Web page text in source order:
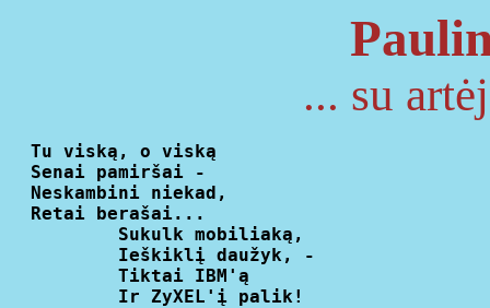
... su
  Tu viską, o viską
  Senai pamiršai -
  Neskambini niekad,
  Retai berašai...
          Sukulk mobiliaką,
          Ieškiklį daužyk, -
          Tiktai IBM'ą
          Ir ZyXEL'į palik!